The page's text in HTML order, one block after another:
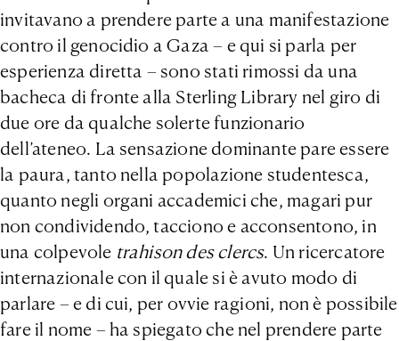
invitavano a prendere parte a una manifestazione
contro il genocidio a Gaza – e qui si parla per
esperienza diretta – sono stati rimossi da una
bacheca di fronte alla Sterling Library nel giro di
due ore da qualche solerte funzionario
dell’ateneo. La sensazione dominante pare essere
la paura, tanto nella popolazione studentesca,
quanto negli organi accademici che, magari pur
non condividendo, tacciono e acconsentono, in
una colpevole trahison des clercs. Un ricercatore
internazionale con il quale si è avuto modo di
parlare – e di cui, per ovvie ragioni, non è possibile
fare il nome – ha spiegato che nel prendere parte